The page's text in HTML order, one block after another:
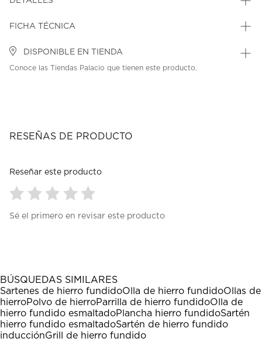
FICHA TÉCNICA
DISPONIBLE EN TIENDA
Conoce las Tiendas Palacio que tienen este producto.
RESEÑAS DE PRODUCTO
Reseñar este producto
para
1
estrella
Esta
acción
abrirá
el
formulario
para
estrellas.
Esta
acción
abrirá
el
formulario
para
estrellas.
Esta
acción
abrirá
el
formulario
para
estrellas.
Esta
acción
abrirá
el
formulario
para
estrellas.
Esta
acción
abrirá
el
formulario
Sé el primero en revisar este producto
BÚSQUEDAS SIMILARES
Sartenes de hierro fundidoOlla de hierro fundidoOllas de
hierroPolvo de hierroParrilla de hierro fundidoOlla de
hierro fundido esmaltadoPlancha hierro fundidoSartén
hierro fundido esmaltadoSartén de hierro fundido
inducciónGrill de hierro fundido